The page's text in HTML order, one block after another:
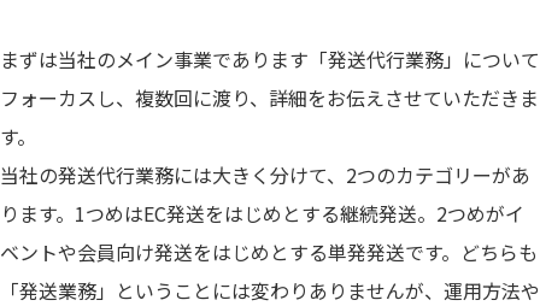
まずは当社のメイン事業であります「発送代行業務」について
フォーカスし、複数回に渡り、詳細をお伝えさせていただきま
す。
当社の発送代行業務には大きく分けて、2つのカテゴリーがあ
ります。1つめはEC発送をはじめとする継続発送。2つめがイ
ベントや会員向け発送をはじめとする単発発送です。どちらも
「発送業務」ということには変わりありませんが、運用方法や